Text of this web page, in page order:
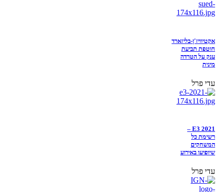
אקטיוויז'ן-בליזארד
חוטפת תביעת
ענק על הטרדה
מינית
עדי פרל
E3 2021 –
רשימת כל
המשחקים
שיופיעו באירוע
עדי פרל